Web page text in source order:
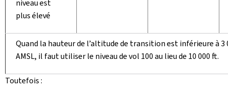
niveau est
plus élevé
Quand la hauteur de l’altitude de transition est inférieure à 3
AMSL, il faut utiliser le niveau de vol 100 au lieu de 10 000 ft.
Toutefois :